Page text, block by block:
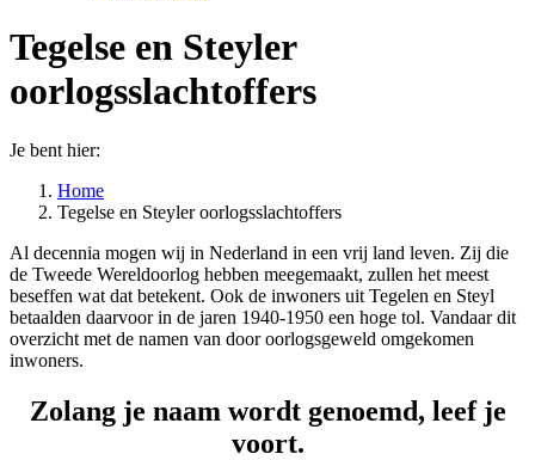
Tegelse en Steyler
oorlogsslachtoffers
Je bent hier:
Home
Tegelse en Steyler oorlogsslachtoffers
Al decennia mogen wij in Nederland in een vrij land leven. Zij die
de Tweede Wereldoorlog hebben meegemaakt, zullen het meest
beseffen wat dat betekent. Ook de inwoners uit Tegelen en Steyl
betaalden daarvoor in de jaren 1940-1950 een hoge tol. Vandaar dit
overzicht met de namen van door oorlogsgeweld omgekomen
inwoners.
Zolang je naam wordt genoemd, leef je
voort.